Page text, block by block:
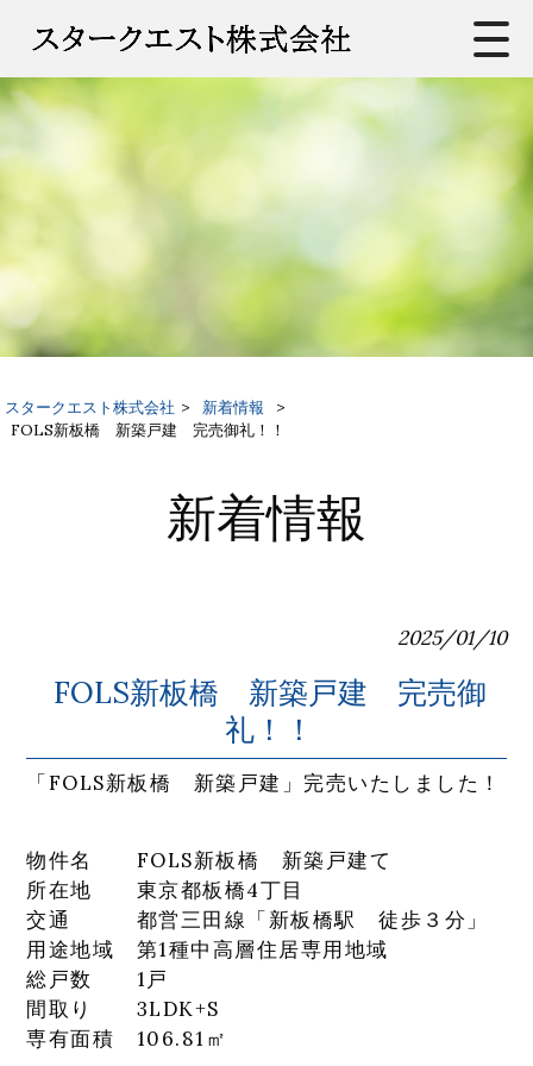
スタークエスト株式会社 > 新着情報
>
FOLS新板橋 新築戸建 完売御礼！！
新着情報
2025/01/10
FOLS新板橋 新築戸建 完売御
礼！！
「FOLS新板橋 新築戸建」完売いたしました！
物件名 FOLS新板橋 新築戸建て
所在地 東京都板橋4丁目
交通 都営三田線「新板橋駅 徒歩３分」
用途地域 第1種中高層住居専用地域
総戸数 1戸
間取り 3LDK+S
専有面積 106.81㎡